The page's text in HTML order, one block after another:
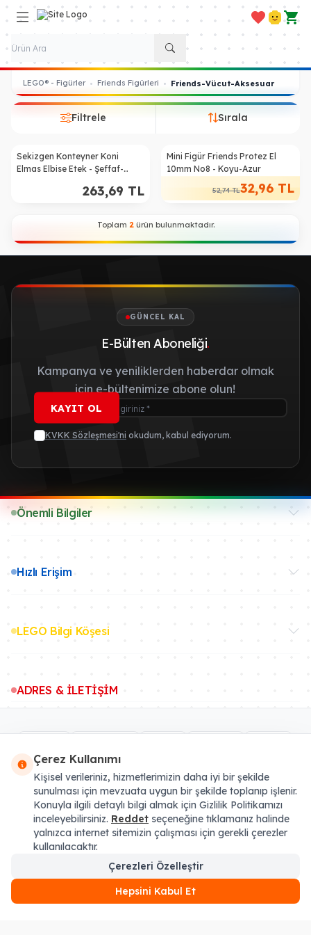
Favorilerim
Hesabım
LEGO® - Figürler • Friends Figürleri • Friends-Vücut-Aksesuar
Filtrele Sırala
Sekizgen Konteyner Koni
Elmas Elbise Etek - Şeffaf-
263,69 TL
%38
Mini Figür Friends Protez El
10mm No8 - Koyu-Azur
52,74TL32,96 TL
Toplam 2ürün bulunmaktadır.
GÜNCEL KAL
E-Bülten Aboneliği.
Kampanya ve yeniliklerden haberdar olmak
için e-bültenimize abone olun!
KAYIT OL
KVKK Sözleşmesi'ni okudum, kabul ediyorum.
Önemli Bilgiler
Hızlı Erişim
LEGO Bilgi Köşesi
ADRES & İLETİŞİM
* Tüm fiyatlara Yasal KDV eklenmiştir. Sipariş sonu artı Kargo Ücreti binebilir.
LEGO®, LEGO® logosu, Minifigure, DUPLO®, LEGENDS OF CHIMA, NINJAGO,
BIONICLE, MINDSTORMS ve MIXELS LEGO® Group'un tescilli ticari markasıdır
ve bu siteyi desteklemez, onaylamaz veya yetkilendirmez. Resmi LEGO web
sitesini ziyaret etmek için:lego.com
Set-Kur.com © 2020'den günümüze
Çerez Kullanımı
Kişisel verileriniz, hizmetlerimizin daha iyi bir şekilde
sunulması için mevzuata uygun bir şekilde toplanıp işlenir.
Konuyla ilgili detaylı bilgi almak için Gizlilik Politikamızı
inceleyebilirsiniz. Reddet seçeneğine tıklamanız halinde
yalnızca internet sitemizin çalışması için gerekli çerezler
kullanılacaktır.
Çerezleri Özelleştir
Hepsini Kabul Et